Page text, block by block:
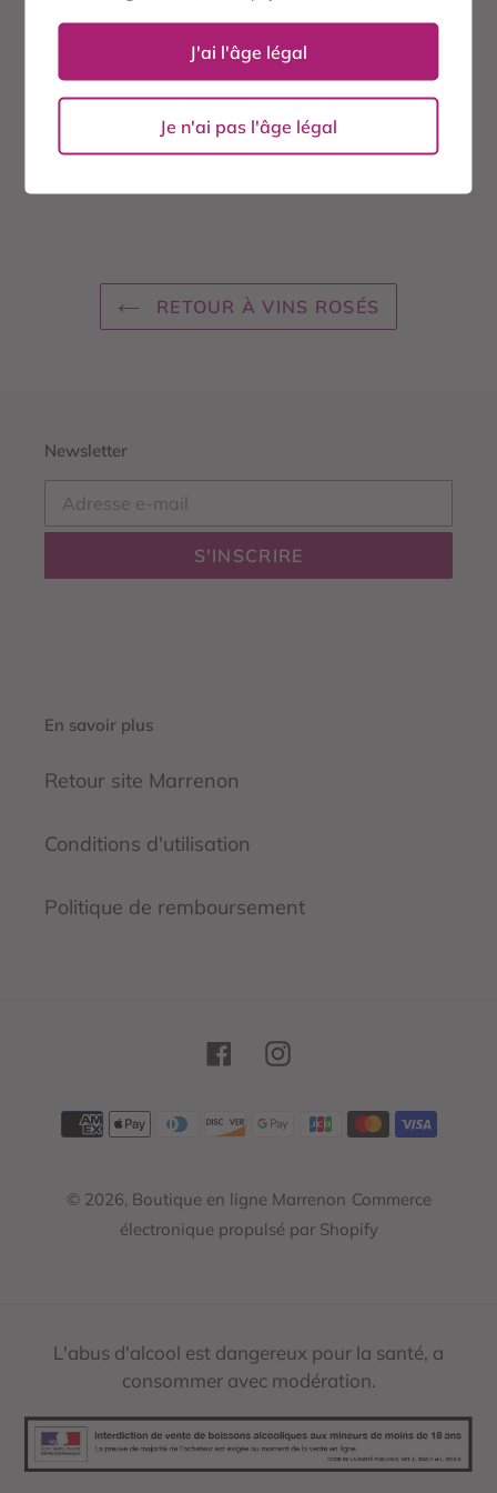
AVIS CLIENTS
Soyez le premier à écrire un avis
Écrire un avis
RETOUR À VINS ROSÉS
Newsletter
S'INSCRIRE
En savoir plus
Retour site Marrenon
Conditions d'utilisation
Politique de remboursement
FacebookInstagram
Moyens
© 2026, Boutique en ligne Marrenon Commerce
électronique propulsé par Shopify
L'abus d'alcool est dangereux pour la santé, a
consommer avec modération.
J'ai l'âge légal
Je n'ai pas l'âge légal